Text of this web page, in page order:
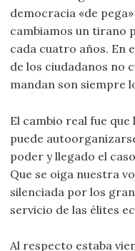
democracia «de
cambiamos un tirano
cada cuatro años. En
de los ciudadanos no
mandan son siempre
El cambio real fue
puede
poder y llegado el
Que se oiga nuestra
silenciada por los
servicio de las élites
Al respecto estaba